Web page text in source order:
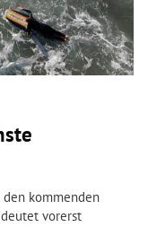
den kommenden
vorerst